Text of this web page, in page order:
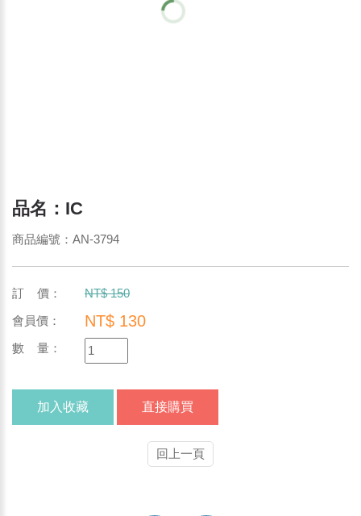
品名：IC
商品編號：AN-3794
訂 價：
NT$ 150
會員價：
NT$ 130
數 量：
加入收藏 直接購買
回上一頁